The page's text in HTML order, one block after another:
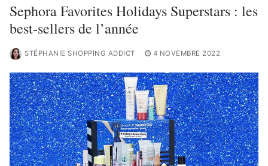
Sephora Favorites Holidays Superstars : les
best-sellers de l’année
STÉPHANIE SHOPPING ADDICT 4 NOVEMBRE 2022